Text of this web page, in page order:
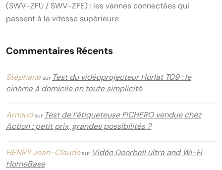
(SWV-ZFU / SWV-ZFE) : les vannes connectées qui
passent à la vitesse supérieure
Commentaires Récents
Stéphanesur Test du vidéoprojecteur Horlat T09 : le
cinéma à domicile en toute simplicité
Arnoudsur Test de l’étiqueteuse FICHERO vendue chez
Action : petit prix, grandes possibilités ?
HENRY Jean-Claudesur Vidéo Doorbell ultra and Wi-Fi
HomeBase